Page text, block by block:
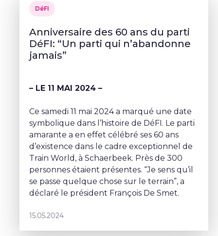
DéFI
Anniversaire des 60 ans du parti
DéFI: “Un parti qui n’abandonne
jamais”
– LE 11 MAI 2024 –
Ce samedi 11 mai 2024 a marqué une date
symbolique dans l’histoire de DéFI. Le parti
amarante a en effet célébré ses 60 ans
d’existence dans le cadre exceptionnel de
Train World, à Schaerbeek. Près de 300
personnes étaient présentes. “Je sens qu’il
se passe quelque chose sur le terrain”, a
déclaré le président François De Smet.
15.05.2024